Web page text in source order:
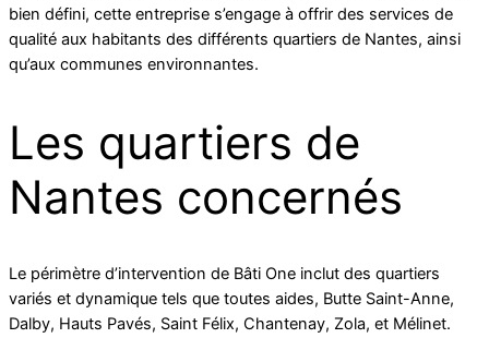
bien défini, cette entreprise s’engage à offrir des services de
qualité aux habitants des différents quartiers de Nantes, ainsi
qu’aux communes environnantes.
Les quartiers de
Nantes concernés
Le périmètre d’intervention de Bâti One inclut des quartiers
variés et dynamique tels que toutes aides, Butte Saint-Anne,
Dalby, Hauts Pavés, Saint Félix, Chantenay, Zola, et Mélinet.